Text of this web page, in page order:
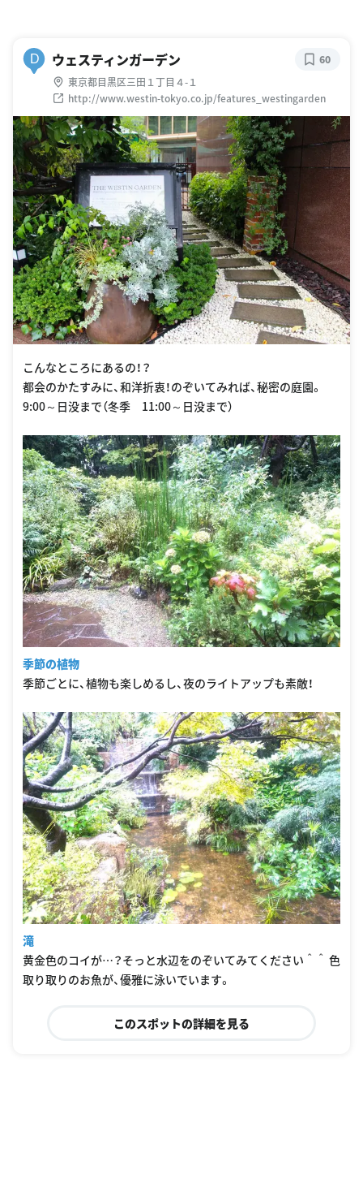
D ウェスティンガーデン
東京都目黒区三田１丁目４-１
http://www.westin-tokyo.co.jp/features_westingarden
60
こんなところにあるの！？
都会のかたすみに、和洋折衷！のぞいてみれば、秘密の庭園。
9:00～日没まで（冬季 11:00～日没まで）
季節の植物
季節ごとに、植物も楽しめるし、夜のライトアップも素敵！
滝
黄金色のコイが…？そっと水辺をのぞいてみてください＾＾ 色
取り取りのお魚が、優雅に泳いでいます。
このスポットの詳細を見る